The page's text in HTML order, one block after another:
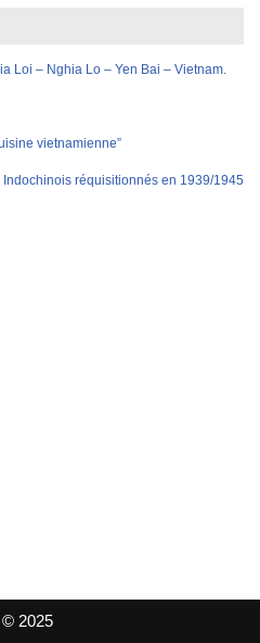
Loi – Nghia Lo – Yen Bai – Vietnam.
vietnamienne”
réquisitionnés en 1939/1945
© 2025